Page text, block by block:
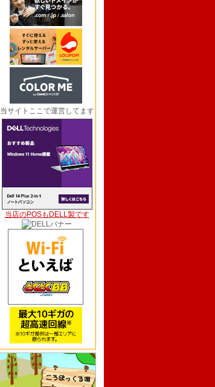
当サイトここで運営してます
当店のPOSもDELL製です